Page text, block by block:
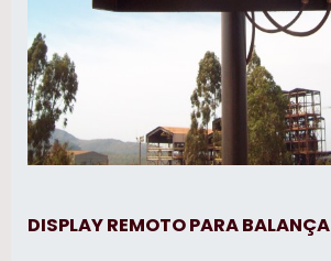
DISPLAY REMOTO PARA BALANÇA